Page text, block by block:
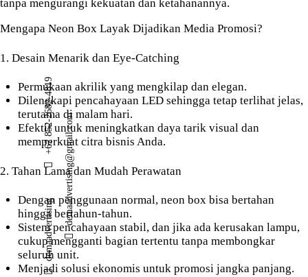
tanpa mengurangi kekuatan dan ketahanannya.
Mengapa Neon Box Layak Dijadikan Media Promosi?
1. Desain Menarik dan Eye-Catching
Permukaan akrilik yang mengkilap dan elegan.
Dilengkapi pencahayaan LED sehingga tetap terlihat jelas,
terutama di malam hari.
Efektif untuk meningkatkan daya tarik visual dan
memperkuat citra bisnis Anda.
2. Tahan Lama dan Mudah Perawatan
Dengan penggunaan normal, neon box bisa bertahan
hingga bertahun-tahun.
Sistem pencahayaan stabil, dan jika ada kerusakan lampu,
cukup mengganti bagian tertentu tanpa membongkar
seluruh unit.
Menjadi solusi ekonomis untuk promosi jangka panjang.
demaadvertising
+62 852-2682-4819demaadvertising@gmail.com